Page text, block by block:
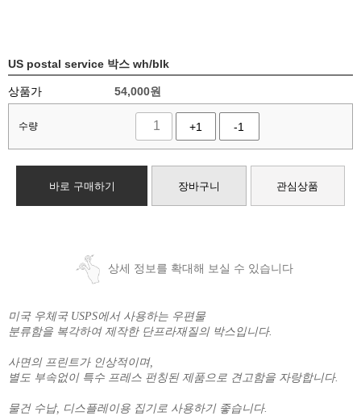
US postal service 박스 wh/blk
상품가 54,000원
수량 +1 -1
바로 구매하기 장바구니 관심상품
상세 정보를 확대해 보실 수 있습니다
미국 우체국 USPS에서 사용하는 우편물
분류함을 복각하여 제작한 단프라재질의 박스입니다.
사면의 프린트가 인상적이며,
별도 부속없이 특수 프레스 펀칭된 제품으로 견고함을 자랑합니다.
물건 수납, 디스플레이용 집기로 사용하기 좋습니다.